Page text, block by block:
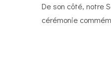
De son côté, notre
cérémonie